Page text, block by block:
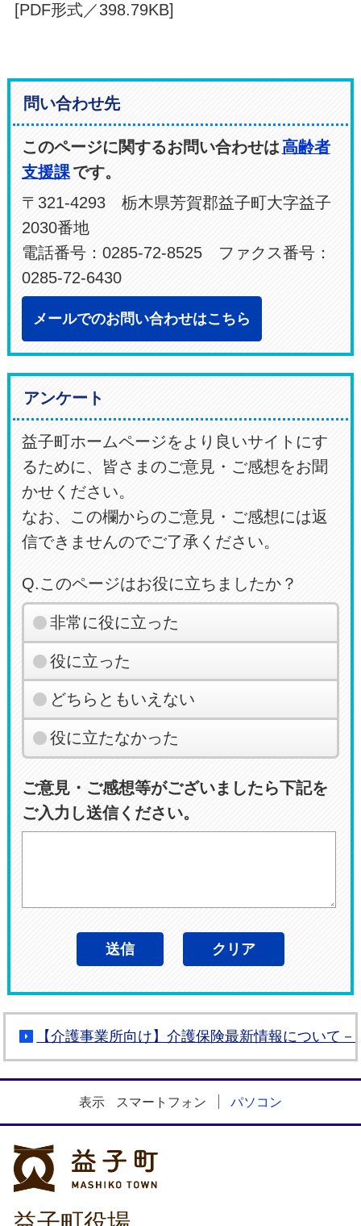
[PDF形式／398.79KB]
問い合わせ先
このページに関するお問い合わせは高齢者
支援課です。
〒321-4293 栃木県芳賀郡益子町大字益子
2030番地
電話番号：0285-72-8525 ファクス番号：
0285-72-6430
メールでのお問い合わせはこちら
アンケート
益子町ホームページをより良いサイトにす
るために、皆さまのご意見・ご感想をお聞
かせください。
なお、この欄からのご意見・ご感想には返
信できませんのでご了承ください。
Q.このページはお役に立ちましたか？
非常に役に立った
役に立った
どちらともいえない
役に立たなかった
ご意見・ご感想等がございましたら下記を
ご入力し送信ください。
【介護事業所向け】介護保険最新情報について
表示 スマートフォン パソコン